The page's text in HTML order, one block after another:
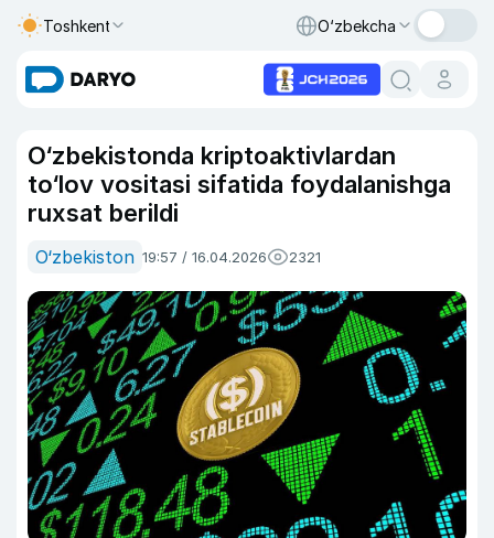
Toshkent O‘zbekcha
O‘zbekistonda kriptoaktivlardan
to‘lov vositasi sifatida foydalanishga
ruxsat berildi
O‘zbekiston 19:57 / 16.04.2026 2321